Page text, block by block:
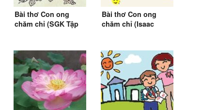
Bài thơ Con ong
chăm chỉ (SGK Tập
Bài thơ Con ong
chăm chỉ (Isaac